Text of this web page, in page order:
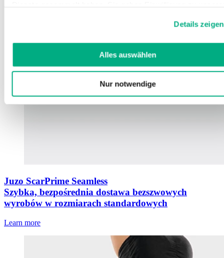
unsererDatenschutzerklärungundImpressum.
Details zeigen
Alles auswählen
Nur notwendige
Juzo ScarPrime Seamless
Szybka, bezpośrednia dostawa bezszwowych
wyrobów w rozmiarach standardowych
Learn more